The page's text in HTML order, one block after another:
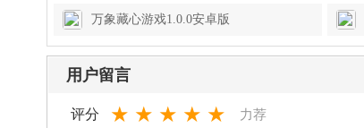
Defense)1.19.1中文版
万象藏心游戏1.0.0安卓版
用户留言
评分 ★ ★ ★ ★ ★ 力荐